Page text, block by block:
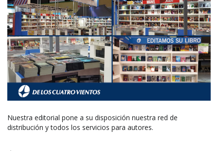
Nuestra editorial pone a su disposición nuestra red de
distribución y todos los servicios para autores.